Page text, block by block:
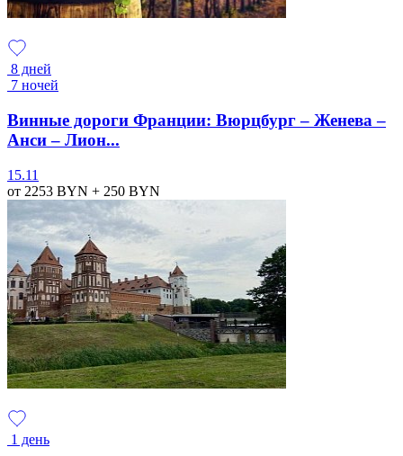
8 дней
7 ночей
Винные дороги Франции: Вюрцбург – Женева –
Анси – Лион...
15.11
от 2253 BYN + 250 BYN
1 день